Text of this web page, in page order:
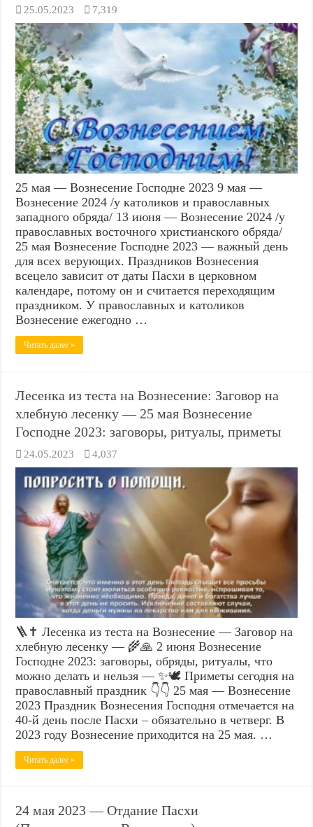
25.05.2023 7,319
25 мая — Вознесение Господне 2023 9 мая —
Вознесение 2024 /у католиков и православных
западного обряда/ 13 июня — Вознесение 2024 /у
православных восточного христианского обряда/
25 мая Вознесение Господне 2023 — важный день
для всех верующих. Праздников Вознесения
всецело зависит от даты Пасхи в церковном
календаре, потому он и считается переходящим
праздником. У православных и католиков
Вознесение ежегодно …
Читать далее »
Лесенка из теста на Вознесение: Заговор на
хлебную лесенку — 25 мая Вознесение
Господне 2023: заговоры, ритуалы, приметы
24.05.2023 4,037
🪜✝️ Лесенка из теста на Вознесение — Заговор на
хлебную лесенку — 🌾🙏 2 июня Вознесение
Господне 2023: заговоры, обряды, ритуалы, что
можно делать и нельзя — ✨🕊️ Приметы сегодня на
православный праздник 👇👇 25 мая — Вознесение
2023 Праздник Вознесения Господня отмечается на
40-й день после Пасхи – обязательно в четверг. В
2023 году Вознесение приходится на 25 мая. …
Читать далее »
24 мая 2023 — Отдание Пасхи